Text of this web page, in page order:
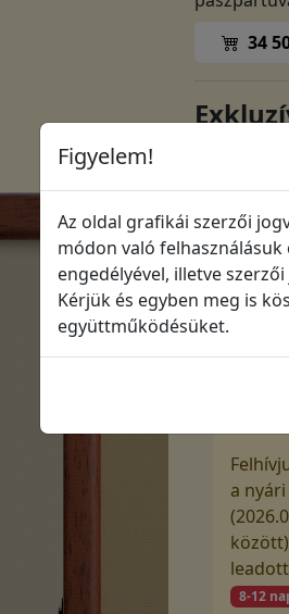
34
220
a
8-12
Figyelem!
Az oldal grafikái szerzői
módon való
engedélyével, illetve
Kérjük és egyben meg is
együttműködésüket.